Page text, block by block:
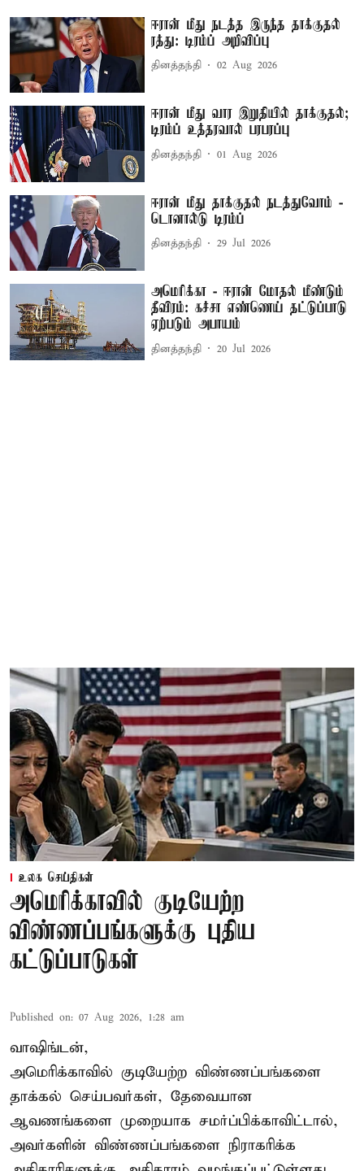
ஈரான் மீது நடத்த இருந்த தாக்குதல்
ரத்து: டிரம்ப் அறிவிப்பு
தினத்தந்தி 02 Aug 2026
ஈரான் மீது வார இறுதியில் தாக்குதல்;
டிரம்ப் உத்தரவால் பரபரப்பு
தினத்தந்தி 01 Aug 2026
ஈரான் மீது தாக்குதல் நடத்துவோம் -
டொனால்டு டிரம்ப்
தினத்தந்தி 29 Jul 2026
அமெரிக்கா - ஈரான் மோதல் மீண்டும்
தீவிரம்: கச்சா எண்ணெய் தட்டுப்பாடு
ஏற்படும் அபாயம்
தினத்தந்தி 20 Jul 2026
உலக செய்திகள்
அமெரிக்காவில் குடியேற்ற
விண்ணப்பங்களுக்கு புதிய
கட்டுப்பாடுகள்
Published on: 07 Aug 2026, 1:28 am
வாஷிங்டன்,
அமெரிக்காவில் குடியேற்ற விண்ணப்பங்களை
தாக்கல் செய்பவர்கள், தேவையான
ஆவணங்களை முறையாக சமர்ப்பிக்காவிட்டால்,
அவர்களின் விண்ணப்பங்களை நிராகரிக்க